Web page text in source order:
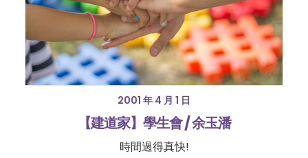
2001 年 4 月 1 日
【建道家】學生會 / 余玉潘
時間過得真快!